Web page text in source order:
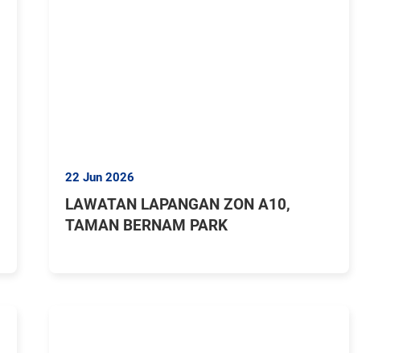
22 Jun 2026
LAWATAN LAPANGAN ZON A10,
TAMAN BERNAM PARK